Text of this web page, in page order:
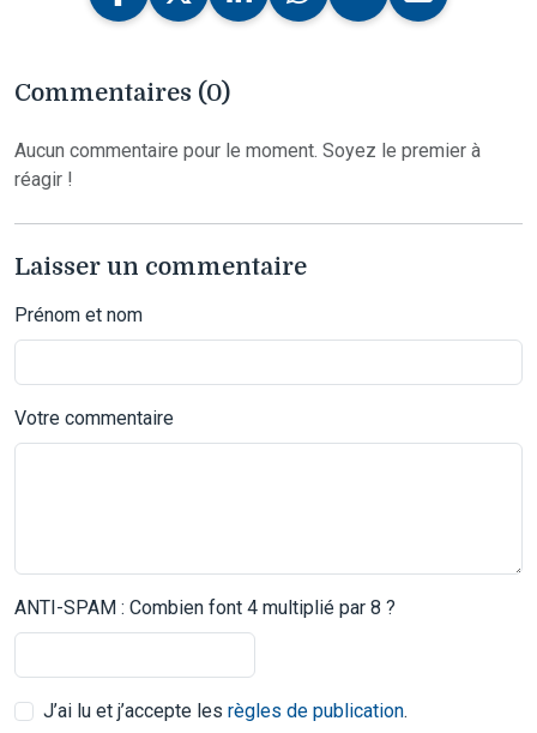
Commentaires (0)
Aucun commentaire pour le moment. Soyez le premier à
réagir !
Laisser un commentaire
Prénom et nom
Votre commentaire
ANTI-SPAM : Combien font 4 multiplié par 8 ?
J’ai lu et j’accepte les règles de publication.